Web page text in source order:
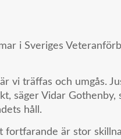
i Sveriges
vi träffas och umgås.
säger Vidar Gothenby,
håll.
fortfarande är stor